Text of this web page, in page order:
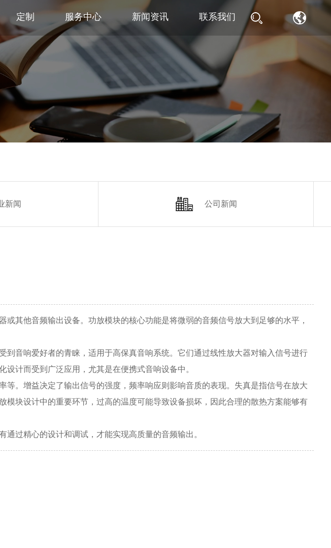
定制 服务中心 新闻资讯 联系我们
新闻 公司新闻
其他音频输出设备。功放模块的核心功能是将微弱的音频信号放大到足够的水平，
音响爱好者的青睐，适用于高保真音响系统。它们通过线性放大器对输入信号进行
计而受到广泛应用，尤其是在便携式音响设备中。
。增益决定了输出信号的强度，频率响应则影响音质的表现。失真是指信号在放大
块设计中的重要环节，过高的温度可能导致设备损坏，因此合理的散热方案能够有
过精心的设计和调试，才能实现高质量的音频输出。